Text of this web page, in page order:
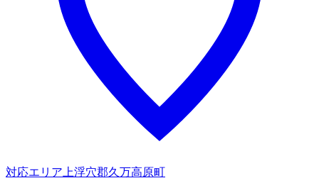
対応エリア 上浮穴郡久万高原町